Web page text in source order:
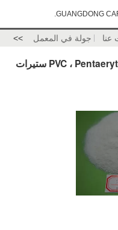
GUANGDONG
عنا جولة في المعمل >>
PETS الخارجي لزيوت التشحيم PVC ، Pentaerythrityl ستيرات